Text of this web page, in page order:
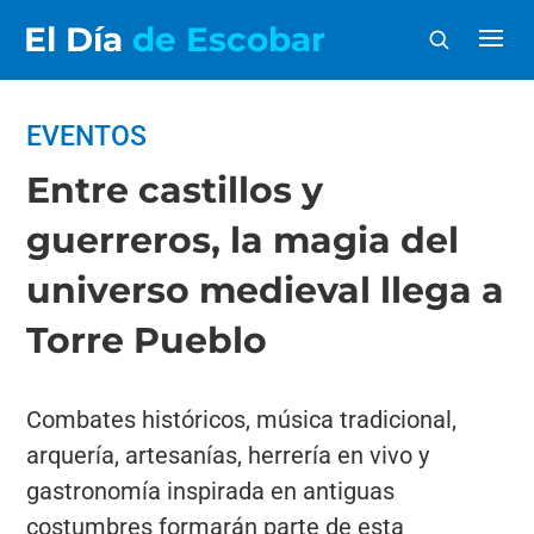
El Día de Escobar
EVENTOS
Entre castillos y
guerreros, la magia del
universo medieval llega a
Torre Pueblo
Combates históricos, música tradicional,
arquería, artesanías, herrería en vivo y
gastronomía inspirada en antiguas
costumbres formarán parte de esta